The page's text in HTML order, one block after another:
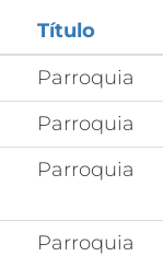
Título
Parroquia
Parroquia
Parroquia
Parroquia